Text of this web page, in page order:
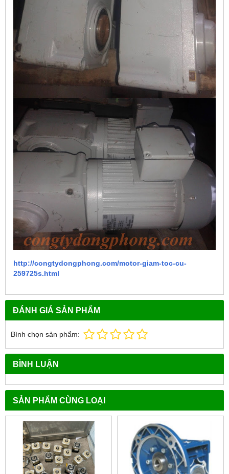
http://congtydongphong.com/motor-giam-toc-cu-
259725s.html
ĐÁNH GIÁ SẢN PHẨM
Bình chọn sản phẩm:
BÌNH LUẬN
SẢN PHẨM CÙNG LOẠI